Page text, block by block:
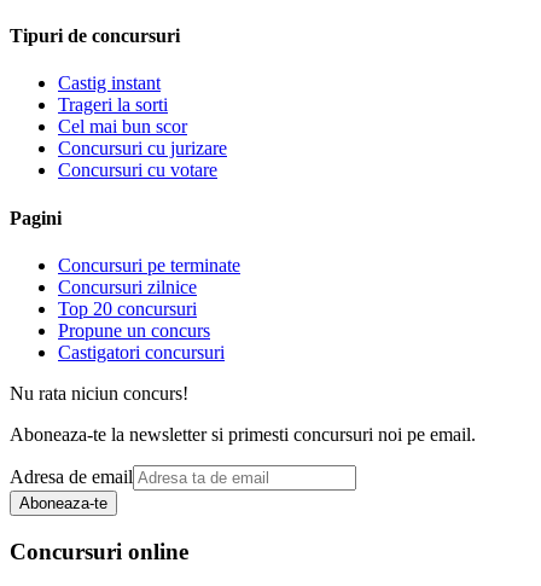
Tipuri de concursuri
Castig instant
Trageri la sorti
Cel mai bun scor
Concursuri cu jurizare
Concursuri cu votare
Pagini
Concursuri pe terminate
Concursuri zilnice
Top 20 concursuri
Propune un concurs
Castigatori concursuri
Nu rata niciun concurs!
Aboneaza-te la newsletter si primesti concursuri noi pe email.
Adresa de email
Aboneaza-te
Concursuri online